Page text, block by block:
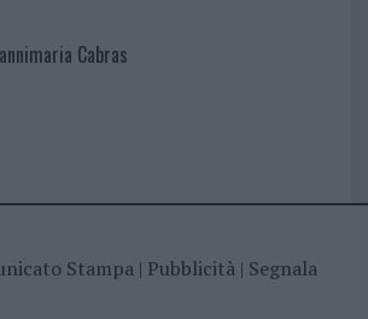
Cabras
Stampa| Pubblicità| Segnala